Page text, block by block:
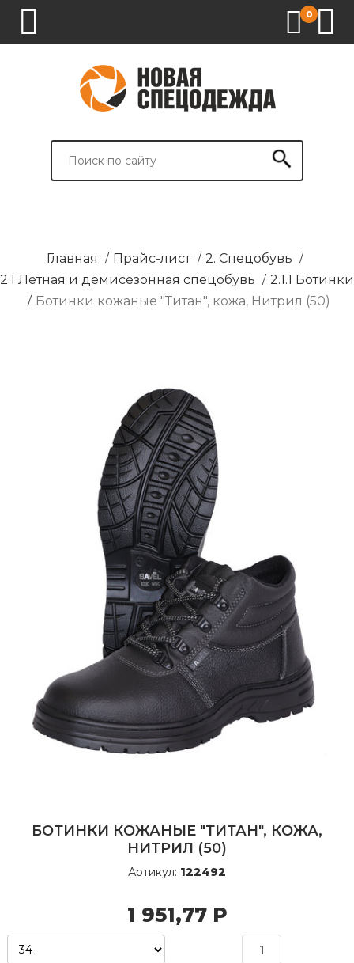
0
СПЕЦОДЕЖДА
СПЕЦОБУВЬ
СРЕДСТВА
ВСПОМОГАТЕЛЬНЫЕ
БРЕНДИРОВАНИЕ
Главная / Прайс-лист / 2. Спецобувь /
2.1 Летная и демисезонная спецобувь / 2.1.1 Ботинки
/ Ботинки кожаные "Титан", кожа, Нитрил (50)
БОТИНКИ КОЖАНЫЕ "ТИТАН", КОЖА,
НИТРИЛ (50)
Артикул: 122492
1 951,77 Р